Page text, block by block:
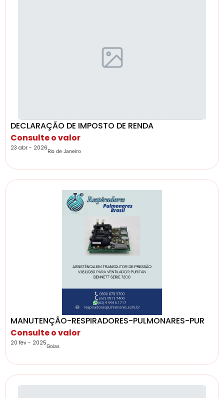
DECLARAÇÃO DE IMPOSTO DE RENDA
Consulte o valor
23 abr - 2026Rio de Janeiro
MANUTENÇÃO-RESPIRADORES-PULMONARES-PUR
Consulte o valor
20 fev - 2025Goias